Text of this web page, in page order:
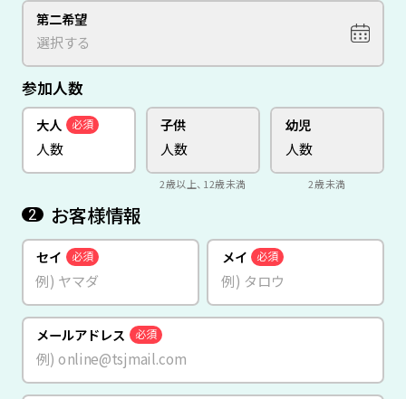
第二希望
参加人数
大人 必須 子供
2歳以上、12歳未満
幼児
2歳未満
2 お客様情報
セイ 必須 メイ 必須
メールアドレス 必須